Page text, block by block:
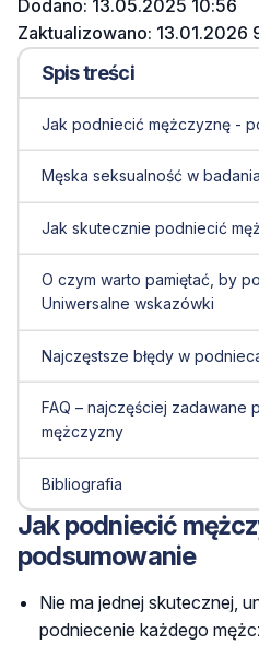
Dodano: 13.05.2025 10:56
Zaktualizowano: 13.01.2026
Spis treści
Jak podniecić mężczyznę -
Męska seksualność w
Jak skutecznie podniecić
O czym warto pamiętać, by
Uniwersalne wskazówki
Najczęstsze błędy w
FAQ – najczęściej zadawane
mężczyzny
Bibliografia
Jak podniecić
podsumowanie
Nie ma jednej skutecznej,
podniecenie każdego